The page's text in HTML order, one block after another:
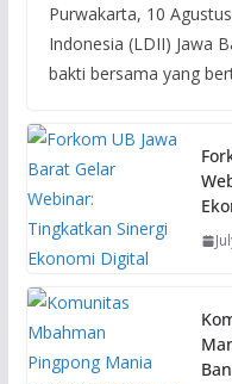
Purwakarta, 10
Indonesia (LDII) Jawa
bakti bersama yang